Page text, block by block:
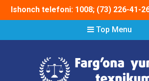
Ishonch telefoni: 1008; (73) 226-41-
Top Menu